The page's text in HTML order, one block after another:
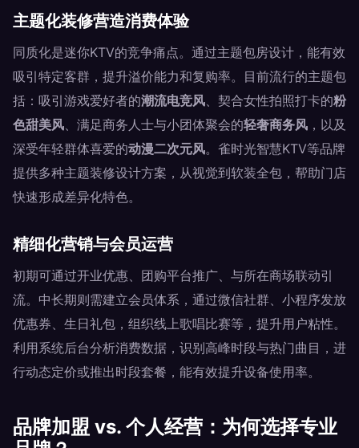
主题化装修营造消费体验
同质化是迷你KTV的竞争痛点。通过主题包房设计，能有效
吸引特定客群，提升溢价能力和复购率。目前流行的主题包
括：吸引游戏爱好者的潮流电竞风、契合女性拍照打卡的粉
色甜美风、满足商务人士与小团体聚会的轻奢商务风 ，以及
深受年轻群体喜爱的动漫二次元风。雀时光智慧KTV等品牌
提供多种主题装修设计方案，从视觉到软装全包，帮助门店
快速形成差异化特色。
精细化营销与会员运营
初期可通过开业优惠、团购平台推广、与所在商场联动引
流。中长期则需建立会员体系，通过微信社群、小程序发放
优惠券、生日礼包，组织线上歌唱比赛等，提升用户粘性。
利用系统后台分析消费数据，识别高峰时段与热门曲目，进
行动态定价或推出时段套餐，能有效提升设备使用率。
品牌加盟 vs. 个人经营：为何选择专业